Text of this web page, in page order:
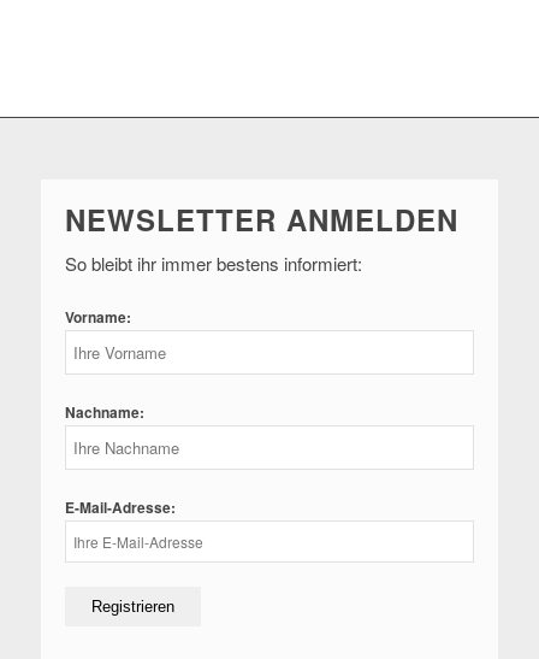
NEWSLETTER ANMELDEN
So bleibt ihr immer bestens informiert:
Vorname:
Nachname:
E-Mail-Adresse: